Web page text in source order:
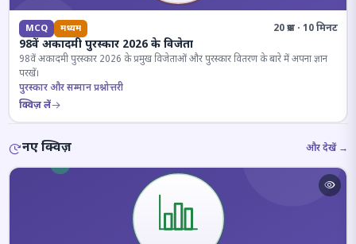
MCQ मध्यम 20 प्रश्न · 10 मिनट
98वें अकादमी पुरस्कार 2026 के विजेता
98वें अकादमी पुरस्कार 2026 के प्रमुख विजेताओं और पुरस्कार वितरण के बारे में अपना ज्ञान
परखें।
पुरस्कार और सम्मान प्रश्नोत्तरी
क्विज़ लें
नए क्विज़ और देखें →